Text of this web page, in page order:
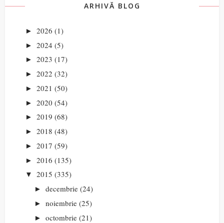
ARHIVĂ BLOG
► 2026 (1)
► 2024 (5)
► 2023 (17)
► 2022 (32)
► 2021 (50)
► 2020 (54)
► 2019 (68)
► 2018 (48)
► 2017 (59)
► 2016 (135)
▼ 2015 (335)
► decembrie (24)
► noiembrie (25)
► octombrie (21)